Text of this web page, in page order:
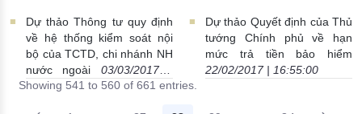
nợ xấu và TSĐB của khoản
nợ xấu
08/03/2017 |
16:09:00
Dự thảo Thông tư quy định
về hệ thống kiểm soát nội
bộ của TCTD, chi nhánh NH
nước ngoài
03/03/2017 |
00:34:00
Dự thảo Quyết định của Thủ
tướng Chính phủ về hạn
mức trả tiền bảo hiểm
22/02/2017 | 16:55:00
Showing 541 to 560 of 661 entries.